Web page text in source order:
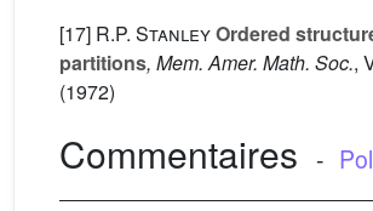
[17] R.P. StanleyOrdered
partitions, Mem. Amer. Math. Soc.,
(1972)
Commentaires -